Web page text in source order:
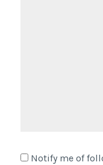
Notify me of